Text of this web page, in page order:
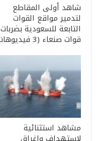
شاهد أولى المقاطع
لتدمير مواقع القوات
التابعة للسعودية بضربات
قوات صنعاء (3 فيديوهات)
مشاهد استثنائية